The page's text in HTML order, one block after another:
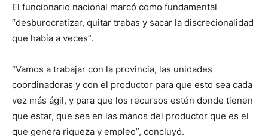
El funcionario nacional marcó como fundamental
“desburocratizar, quitar trabas y sacar la discrecionalidad
que había a veces”.
“Vamos a trabajar con la provincia, las unidades
coordinadoras y con el productor para que esto sea cada
vez más ágil, y para que los recursos estén donde tienen
que estar, que sea en las manos del productor que es el
que genera riqueza y empleo”, concluyó.